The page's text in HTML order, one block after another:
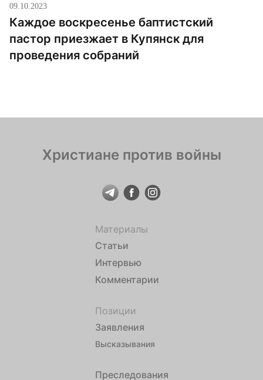
09.10.2023
Каждое воскресенье баптистский
пастор приезжает в Купянск для
проведения собраний
Христиане против войны
Материалы
Статьи
Интервью
Комментарии
Позиции
Заявления
Высказывания
Преследования